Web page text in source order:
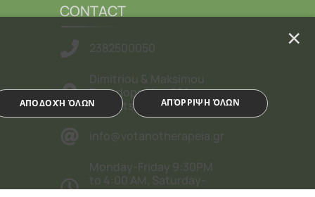
CONTACT
2382500050
Dimitriou & Maksimou
Papadopoulou 28A,
Giannitsa
info@votanotherapeia.gr
Monday-Friday 9:30PM
to 4:00 AM, Saturday-
Sunday & Bank Holidays
×
ΑΠΟΔΟΧΉ ΌΛΩΝ ΑΠΌΡΡΙΨΗ ΌΛΩΝ